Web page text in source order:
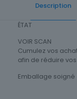
Description
ÉTAT
VOIR SCAN
Cumulez vos
afin de réduire
Emballage soigné